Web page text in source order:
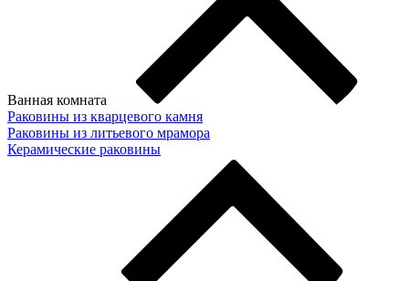
Ванная комната
Раковины из кварцевого камня
Раковины из литьевого мрамора
Керамические раковины